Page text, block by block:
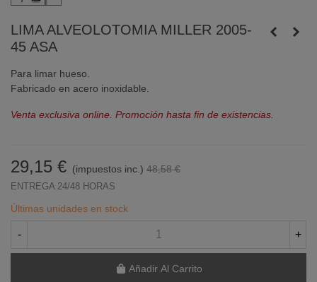
LIMA ALVEOLOTOMIA MILLER 2005-
45 ASA
Para limar hueso.
Fabricado en acero inoxidable.
Venta exclusiva online. Promoción hasta fin de existencias.
29,15 € (impuestos inc.) 48,58 €
ENTREGA 24/48 HORAS
Últimas unidades en stock
- +
Añadir Al Carrito